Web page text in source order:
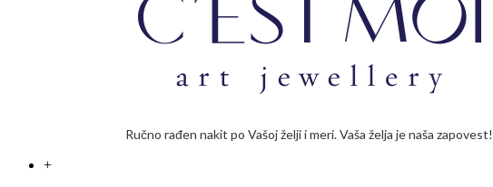
Ručno rađen nakit po Vašoj želji i meri. Vaša želja je naša zapovest!
+